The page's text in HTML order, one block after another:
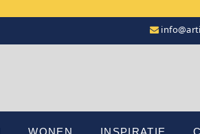
WONEN INSPIRATIE